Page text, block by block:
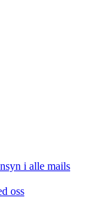
i alle mails
oss